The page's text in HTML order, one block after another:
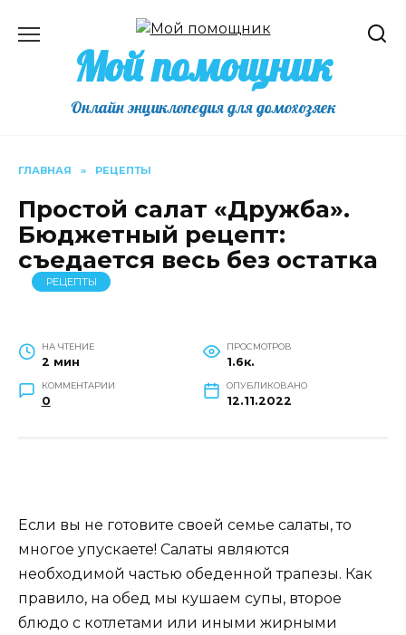
содержаниюМой помощник
Онлайн энциклопедия для домохозяек
ГЛАВНАЯ » РЕЦЕПТЫ
Простой салат «Дружба».
Бюджетный рецепт:
съедается весь без остатка
РЕЦЕПТЫ
НА ЧТЕНИЕ
2 мин
ПРОСМОТРОВ
1.6к.
КОММЕНТАРИИ
0
ОПУБЛИКОВАНО
12.11.2022
Если вы не готовите своей семье салаты, то
многое упускаете! Салаты являются
необходимой частью обеденной трапезы. Как
правило, на обед мы кушаем супы, второе
блюдо с котлетами или иными жирными